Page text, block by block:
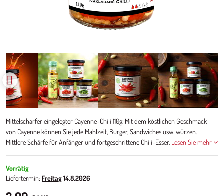
Mittelscharfer eingelegter Cayenne-Chili 110g. Mit dem köstlichen Geschmack
von Cayenne können Sie jede Mahlzeit, Burger, Sandwiches usw. würzen.
Mittlere Schärfe für Anfänger und fortgeschrittene Chili-Esser. Lesen Sie mehr
Vorrätig
Liefertermin: Freitag14.8.2026